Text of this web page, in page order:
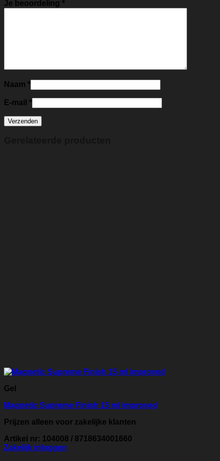
Je beoordeling *
Naam *
E-mail *
Gel
Magnetic Supreme Finish 15 ml improved
Prijzen alleen voor zakelijke klanten
Artikel nr: 104008 / 8718634001660
Zakelijk inloggen